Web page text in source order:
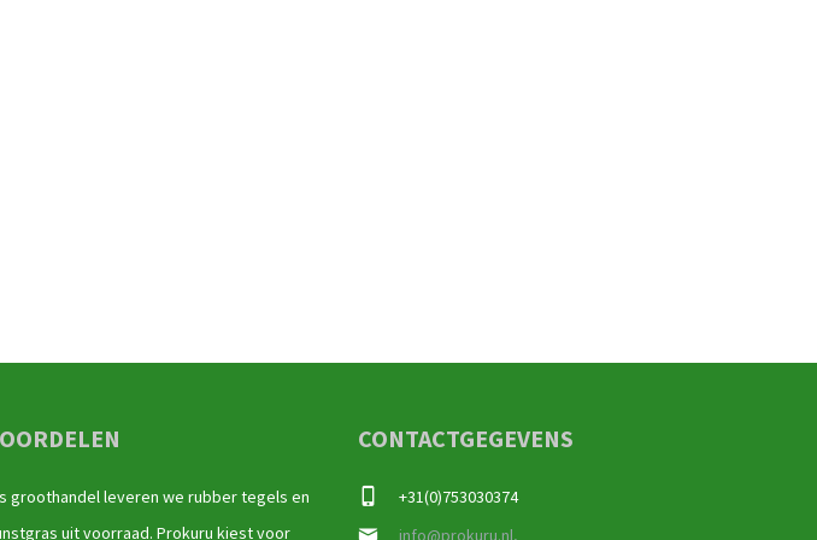
groothandel leveren we rubber tegels en
uit voorraad. Prokuru kiest voor
CONTACTGEGEVENS
+31(0)753030374
info@prokuru.nl,